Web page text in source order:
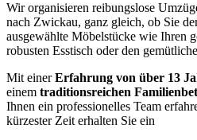
Wir organisieren reibungslose
nach Zwickau, ganz gleich, ob Sie
ausgewählte Möbelstücke wie Ihren
robusten Esstisch oder den
Mit einerErfahrung von über 13
einem traditionsreichen
Ihnen ein professionelles Team
kürzester Zeit erhalten Sie ein